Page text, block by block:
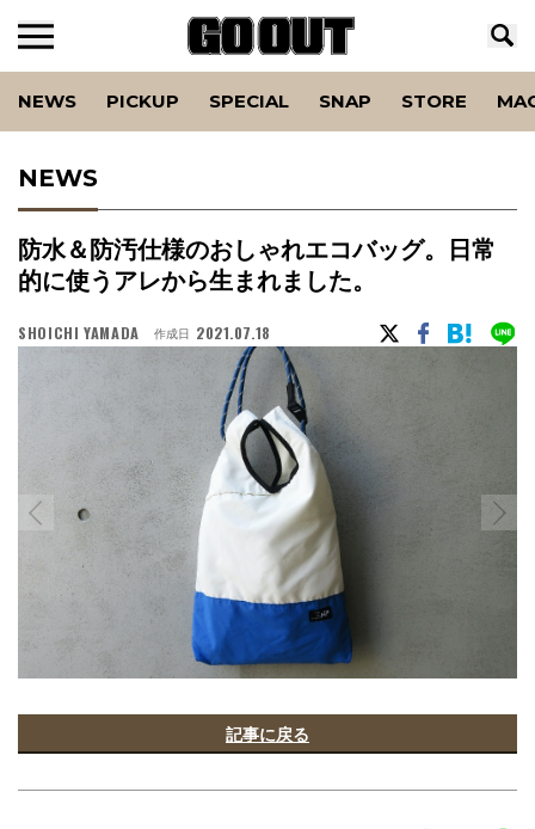
NEWS PICKUP SPECIAL SNAP STORE
NEWS
防水＆防汚仕様のおしゃれエコバッグ。日常
的に使うアレから生まれました。
SHOICHI YAMADA 作成日 2021.07.18
記事に戻る